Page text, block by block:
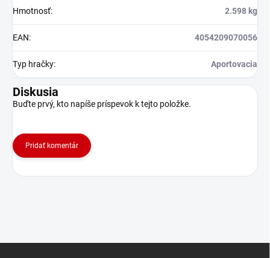
Hmotnosť: 2.598 kg
EAN: 4054209070056
Typ hračky: Aportovacia
Diskusia
Buďte prvý, kto napíše príspevok k tejto položke.
Pridať komentár